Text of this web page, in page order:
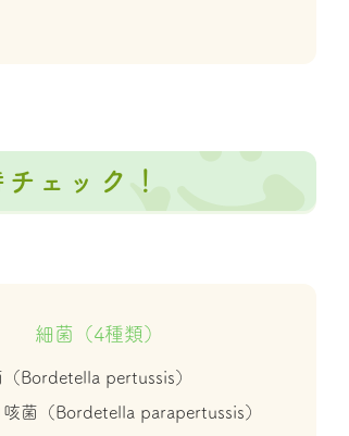
ェック！
細菌（4種類）
Bordetella pertussis）
菌（Bordetella parapertussis）